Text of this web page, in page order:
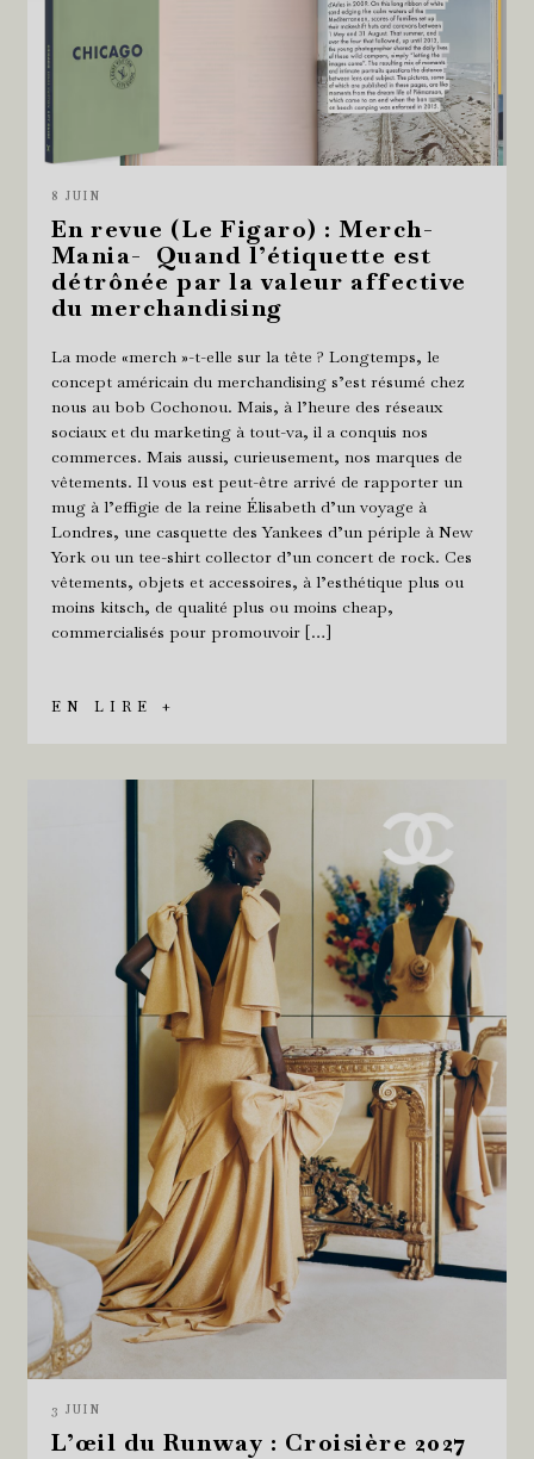
8 JUIN
En revue (Le Figaro) : Merch-
Mania- Quand l’étiquette est
détrônée par la valeur affective
du merchandising
La mode «merch »-t-elle sur la tête ? Longtemps, le
concept américain du merchandising s’est résumé chez
nous au bob Cochonou. Mais, à l’heure des réseaux
sociaux et du marketing à tout-va, il a conquis nos
commerces. Mais aussi, curieusement, nos marques de
vêtements. Il vous est peut-être arrivé de rapporter un
mug à l’effigie de la reine Élisabeth d’un voyage à
Londres, une casquette des Yankees d’un périple à New
York ou un tee-shirt collector d’un concert de rock. Ces
vêtements, objets et accessoires, à l’esthétique plus ou
moins kitsch, de qualité plus ou moins cheap,
commercialisés pour promouvoir […]
EN LIRE +
3 JUIN
L’œil du Runway : Croisière 2027